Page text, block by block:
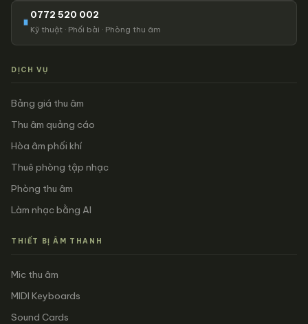
0772 520 002
Kỹ thuật · Phối bài · Phòng thu âm
DỊCH VỤ
Bảng giá thu âm
Thu âm quảng cáo
Hòa âm phối khí
Thuê phòng tập nhạc
Phòng thu âm
Làm nhạc bằng AI
THIẾT BỊ ÂM THANH
Mic thu âm
MIDI Keyboards
Sound Cards